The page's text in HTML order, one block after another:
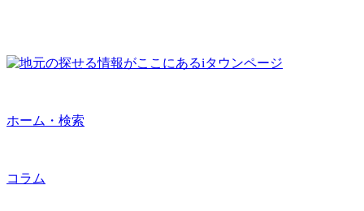
ホーム・検索
コラム